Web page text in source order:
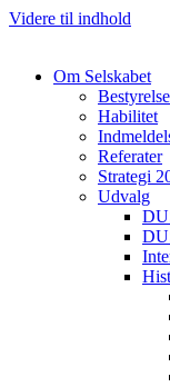
Videre til indhold
Om Selskabet
Bestyrelse
Habilitet
Referater
Strategi
Udvalg